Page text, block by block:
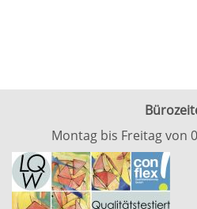
Montag bis Freitag von